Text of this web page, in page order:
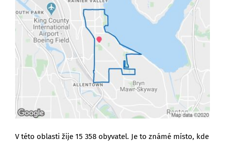
V této oblasti žije 15 358 obyvatel. Je to známé místo, kde